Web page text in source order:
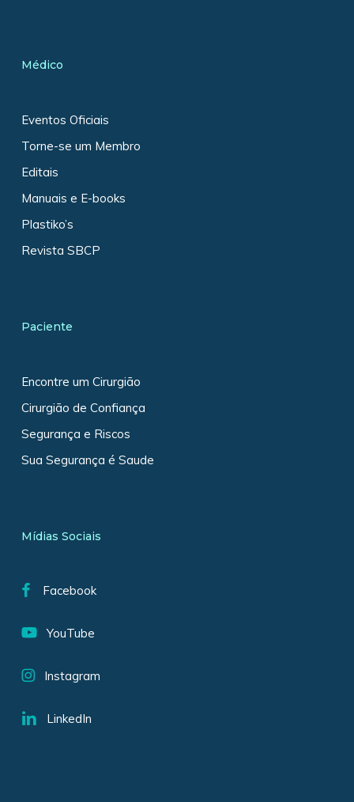
Médico
Eventos Oficiais
Torne-se um Membro
Editais
Manuais e E-books
Plastiko’s
Revista SBCP
Paciente
Encontre um Cirurgião
Cirurgião de Confiança
Segurança e Riscos
Sua Segurança é Saude
Mídias Sociais
Facebook
YouTube
Instagram
LinkedIn